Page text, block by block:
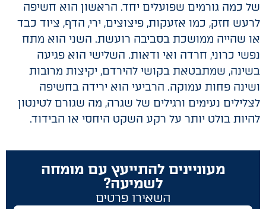
של כמה גורמים שפועלים יחד. הראשון הוא חשיפה
לרעש חזק, כמו אזעקות, פיצוצים, ירי, הדף, ציוד כבד
או שהייה ממושכת בסביבה רועשת. השני הוא מתח
נפשי כרוני, חרדה ואי ודאות. השלישי הוא פגיעה
בשינה, שמתבטאת בקושי להירדם, יקיצות מרובות
ושינה פחות עמוקה. הרביעי הוא ירידה בחשיפה
לצלילים נעימים ורגילים של שגרה, מה שגורם לטינטון
להיות בולט יותר על רקע השקט היחסי או הבידוד.
מעוניינים להתייעץ עם מומחה
לשמיעה?
השאירו פרטים